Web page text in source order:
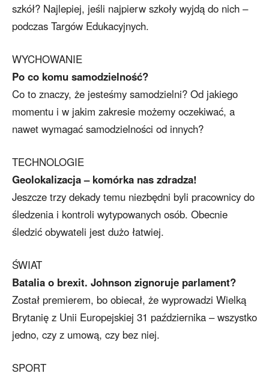
szkół? Najlepiej, jeśli najpierw szkoły wyjdą do nich –
podczas Targów Edukacyjnych.
WYCHOWANIE
Po co komu samodzielność?
Co to znaczy, że jesteśmy samodzielni? Od jakiego
momentu i w jakim zakresie możemy oczekiwać, a
nawet wymagać samodzielności od innych?
TECHNOLOGIE
Geolokalizacja – komórka nas zdradza!
Jeszcze trzy dekady temu niezbędni byli pracownicy do
śledzenia i kontroli wytypowanych osób. Obecnie
śledzić obywateli jest dużo łatwiej.
ŚWIAT
Batalia o brexit. Johnson zignoruje parlament?
Został premierem, bo obiecał, że wyprowadzi Wielką
Brytanię z Unii Europejskiej 31 października – wszystko
jedno, czy z umową, czy bez niej.
SPORT